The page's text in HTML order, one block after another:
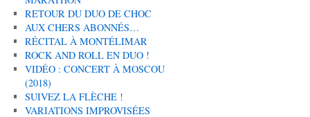
RETOUR DU DUO DE CHOC
AUX CHERS ABONNÉS…
RÉCITAL À MONTÉLIMAR
ROCK AND ROLL EN DUO !
VIDÉO : CONCERT À MOSCOU
(2018)
SUIVEZ LA FLÈCHE !
VARIATIONS IMPROVISÉES